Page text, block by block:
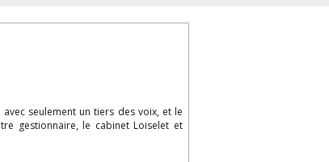
seulement un tiers des voix, et le
gestionnaire, le cabinet Loiselet et